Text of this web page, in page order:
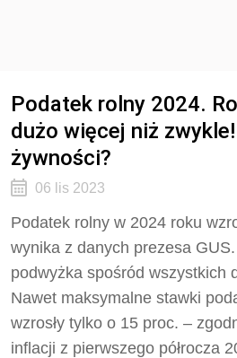
Podatek rolny 2024.
dużo więcej niż
żywności?
06 lis 2023
Podatek rolny w 2024 roku
wynika z danych prezesa
podwyżka spośród wszystkich
Nawet maksymalne stawki
wzrosły tylko o 15 proc. –
inflacji z pierwszego półrocza